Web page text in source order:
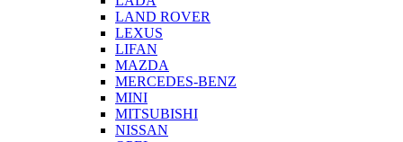
LAND ROVER
LEXUS
LIFAN
MAZDA
MERCEDES-BENZ
MINI
MITSUBISHI
NISSAN